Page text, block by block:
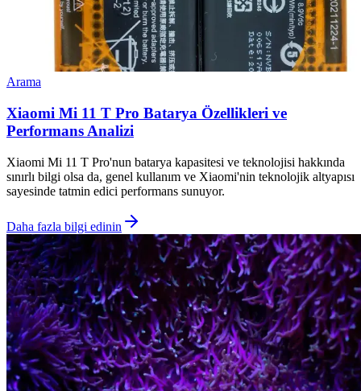
Arama
Xiaomi Mi 11 T Pro Batarya Özellikleri ve
Performans Analizi
Xiaomi Mi 11 T Pro'nun batarya kapasitesi ve teknolojisi hakkında
sınırlı bilgi olsa da, genel kullanım ve Xiaomi'nin teknolojik altyapısı
sayesinde tatmin edici performans sunuyor.
Daha fazla bilgi edinin